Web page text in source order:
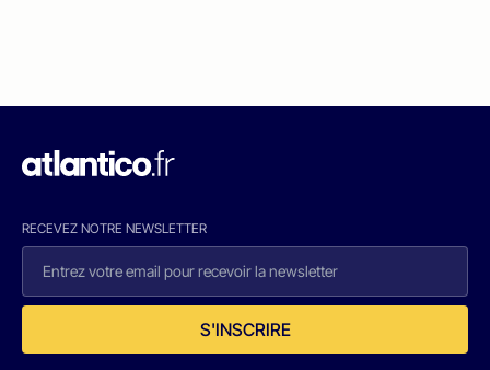
RECEVEZ NOTRE NEWSLETTER
S'INSCRIRE